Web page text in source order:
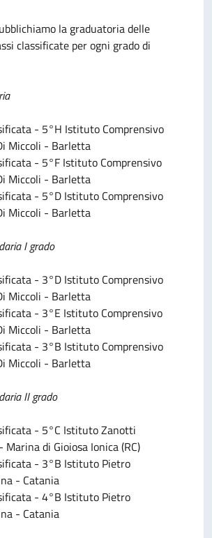
la graduatoria delle
classificate per ogni grado di
- 5°H Istituto Comprensivo
Miccoli - Barletta
- 5°F Istituto Comprensivo
Miccoli - Barletta
- 5°D Istituto Comprensivo
Miccoli - Barletta
I grado
- 3°D Istituto Comprensivo
Miccoli - Barletta
- 3°E Istituto Comprensivo
Miccoli - Barletta
- 3°B Istituto Comprensivo
Miccoli - Barletta
II grado
- 5°C Istituto Zanotti
Marina di Gioiosa Ionica (RC)
- 3°B Istituto Pietro
- Catania
- 4°B Istituto Pietro
- Catania